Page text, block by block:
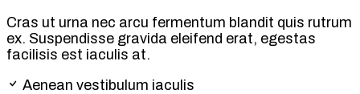
Cras ut urna nec arcu fermentum blandit quis rutrum
ex. Suspendisse gravida eleifend erat, egestas
facilisis est iaculis at.
Aenean vestibulum iaculis